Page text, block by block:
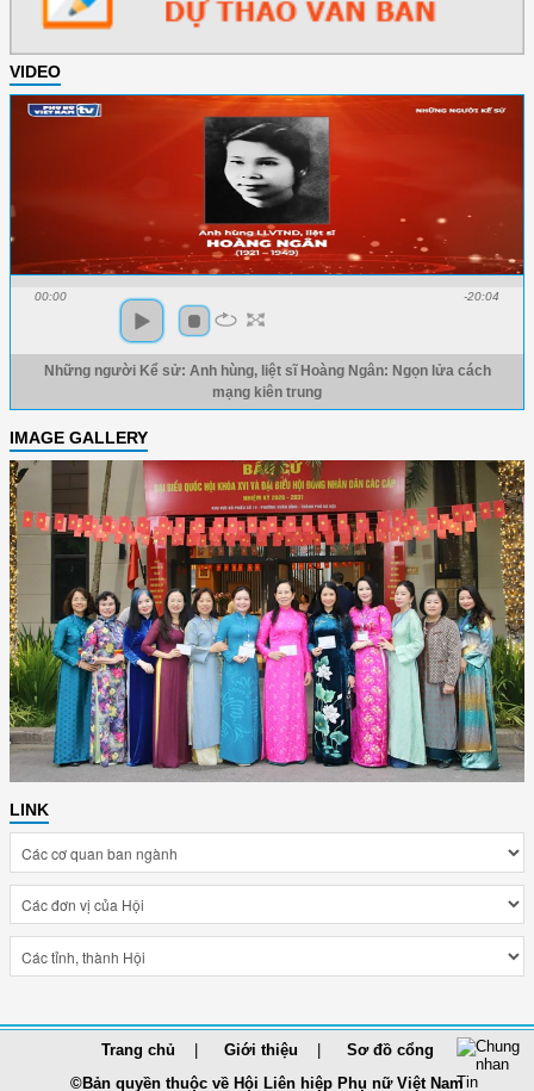
VIDEO
00:00 -20:04
Những người Kể sử: Anh hùng, liệt sĩ Hoàng Ngân: Ngọn lửa cách
mạng kiên trung
IMAGE GALLERY
LINK
Trang chủ Giới thiệu
Sơ đồ cổng
©Bản quyền thuộc về Hội Liên hiệp Phụ nữ Việt Nam